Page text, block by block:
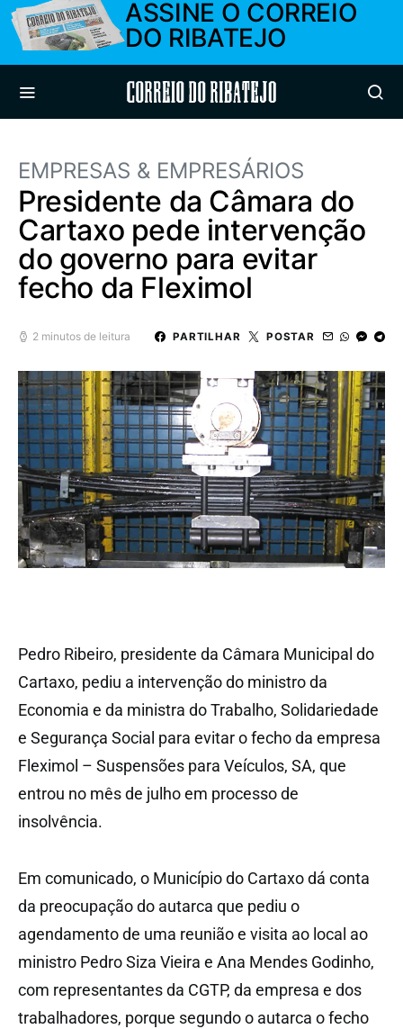
ASSINE O CORREIO
DO RIBATEJO
Correio do Ribatejo
EMPRESAS & EMPRESÁRIOS
Presidente da Câmara do
Cartaxo pede intervenção
do governo para evitar
fecho da Fleximol
2 minutos de leitura PARTILHAR POSTAR
Pedro Ribeiro, presidente da Câmara Municipal do
Cartaxo, pediu a intervenção do ministro da
Economia e da ministra do Trabalho, Solidariedade
e Segurança Social para evitar o fecho da empresa
Fleximol – Suspensões para Veículos, SA, que
entrou no mês de julho em processo de
insolvência.
Em comunicado, o Município do Cartaxo dá conta
da preocupação do autarca que pediu o
agendamento de uma reunião e visita ao local ao
ministro Pedro Siza Vieira e Ana Mendes Godinho,
com representantes da CGTP, da empresa e dos
trabalhadores, porque segundo o autarca o fecho